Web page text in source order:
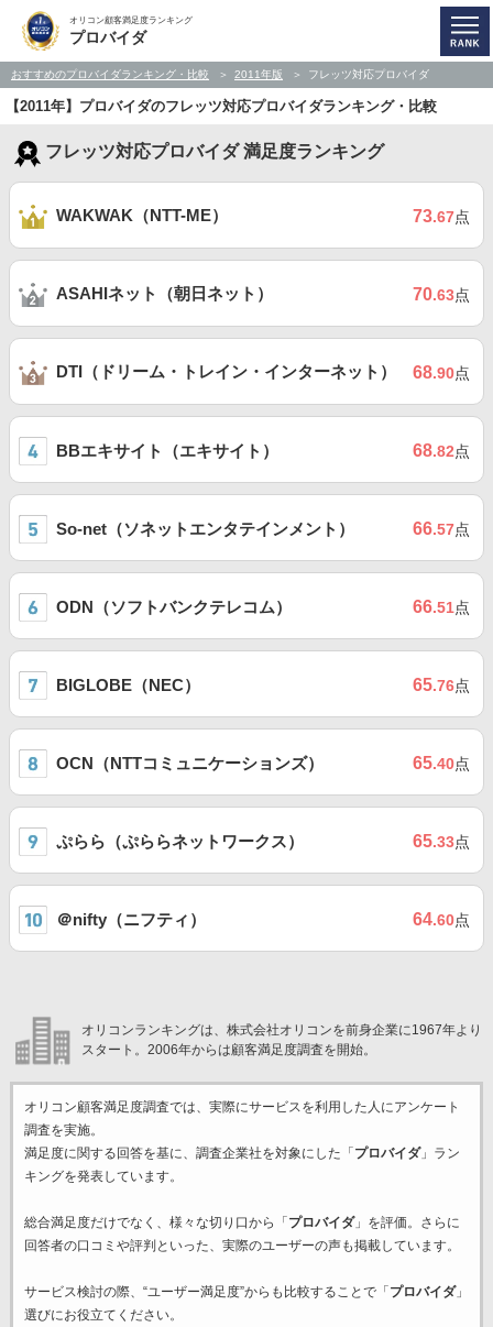
オリコン顧客満足度ランキング
プロバイダ
おすすめのプロバイダランキング・比較 2011年版 フレッツ対応プロバイダ
【2011年】プロバイダのフレッツ対応プロバイダランキング・比較
フレッツ対応プロバイダ 満足度ランキング
WAKWAK（NTT-ME） 73.67点
ASAHIネット（朝日ネット） 70.63点
DTI（ドリーム・トレイン・インターネット） 68.90点
BBエキサイト（エキサイト） 68.82点
So-net（ソネットエンタテインメント） 66.57点
ODN（ソフトバンクテレコム） 66.51点
BIGLOBE（NEC） 65.76点
OCN（NTTコミュニケーションズ） 65.40点
ぷらら（ぷららネットワークス） 65.33点
＠nifty（ニフティ） 64.60点
オリコンランキングは、株式会社オリコンを前身企業に1967年より
スタート。2006年からは顧客満足度調査を開始。
オリコン顧客満足度調査では、実際にサービスを利用した 人にアンケート
調査を実施。
満足度に関する回答を基に、調査企業社を対象にした「 プロバイダ」ラン
キングを発表しています。
総合満足度だけでなく、様々な切り口から「 プロバイダ」を評価。さらに
回答者の口コミや評判といった、実際のユーザーの声も掲載しています。
サービス検討の際、“ユーザー満足度”からも比較することで「 プロバイダ」
選びにお役立てください。